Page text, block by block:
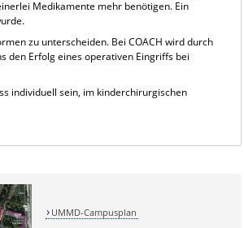
Medikamente mehr benötigen. Ein
zu unterscheiden. Bei COACH wird durch
den Erfolg eines operativen Eingriffs bei
individuell sein, im kinderchirurgischen
UMMD-Campusplan